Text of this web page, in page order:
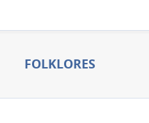
FOLKLORES